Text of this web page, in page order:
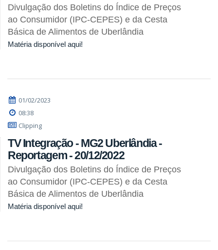
Divulgação dos Boletins do Índice de Preços
ao Consumidor (IPC-CEPES) e da Cesta
Básica de Alimentos de Uberlândia
Matéria disponível aqui!
01/02/2023
08:38
Clipping
TV Integração - MG2 Uberlândia -
Reportagem - 20/12/2022
Divulgação dos Boletins do Índice de Preços
ao Consumidor (IPC-CEPES) e da Cesta
Básica de Alimentos de Uberlândia
Matéria disponível aqui!